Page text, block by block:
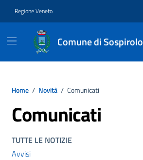
Regione Veneto
Comune di Sospirolo
Home / Novità / Comunicati
Comunicati
TUTTE LE NOTIZIE
Avvisi